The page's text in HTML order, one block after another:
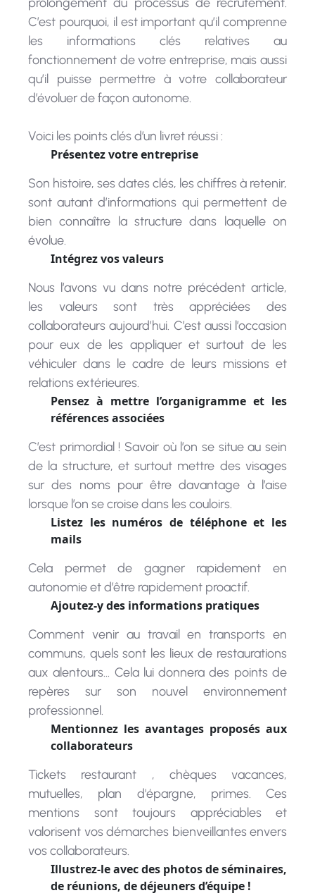
C’est pourquoi, il est important qu’il comprenne
les informations clés relatives au
fonctionnement de votre entreprise, mais aussi
qu’il puisse permettre à votre collaborateur
d’évoluer de façon autonome.
Présentez votre entreprise
sont autant d’informations qui permettent de
bien connaître la structure dans laquelle on
évolue.
Intégrez vos valeurs
les valeurs sont très appréciées des
collaborateurs aujourd’hui. C’est aussi l’occasion
pour eux de les appliquer et surtout de les
véhiculer dans le cadre de leurs missions et
relations extérieures.
Pensez à mettre l’organigramme et les
références associées
de la structure, et surtout mettre des visages
sur des noms pour être davantage à l’aise
lorsque l’on se croise dans les couloirs.
Listez les numéros de téléphone et les
mails
autonomie et d’être rapidement proactif.
Ajoutez-y des informations pratiques
communs, quels sont les lieux de restaurations
aux alentours... Cela lui donnera des points de
repères sur son nouvel environnement
professionnel.
Mentionnez les avantages proposés aux
collaborateurs
mutuelles, plan d'épargne, primes. Ces
mentions sont toujours appréciables et
valorisent vos démarches bienveillantes envers
vos collaborateurs.
Illustrez-le avec des photos de séminaires,
de réunions, de déjeuners d’équipe !